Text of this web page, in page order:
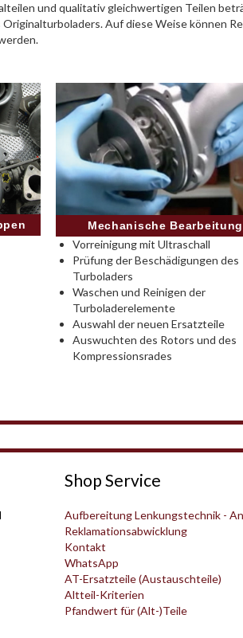
und qualitativ gleichwertigen Teilen
Originalturboladers. Auf diese Weise können
Mechanische Bearbeitung
Vorreinigung mit Ultraschall
Prüfung der Beschädigungen des
Turboladers
Waschen und Reinigen der
Turboladerelemente
Auswahl der neuen Ersatzteile
Auswuchten des Rotors und des
Kompressionsrades
Shop Service
Aufbereitung Lenkungstechnik -
Reklamationsabwicklung
Kontakt
WhatsApp
AT-Ersatzteile (Austauschteile)
Altteil-Kriterien
Pfandwert für (Alt-)Teile